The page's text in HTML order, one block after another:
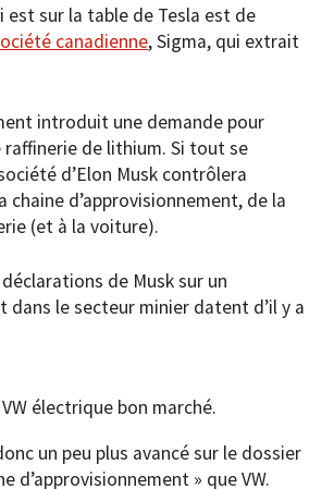
est sur la table de Tesla est de
canadienne, Sigma, qui extrait
introduit une demande pour
raffinerie de lithium. Si tout se
d’Elon Musk contrôlera
chaine d’approvisionnement, de la
(et à la voiture).
de Musk sur un
dans le secteur minier datent d’il y a
électrique bon marché.
un peu plus avancé sur le dossier
d’approvisionnement » que VW.